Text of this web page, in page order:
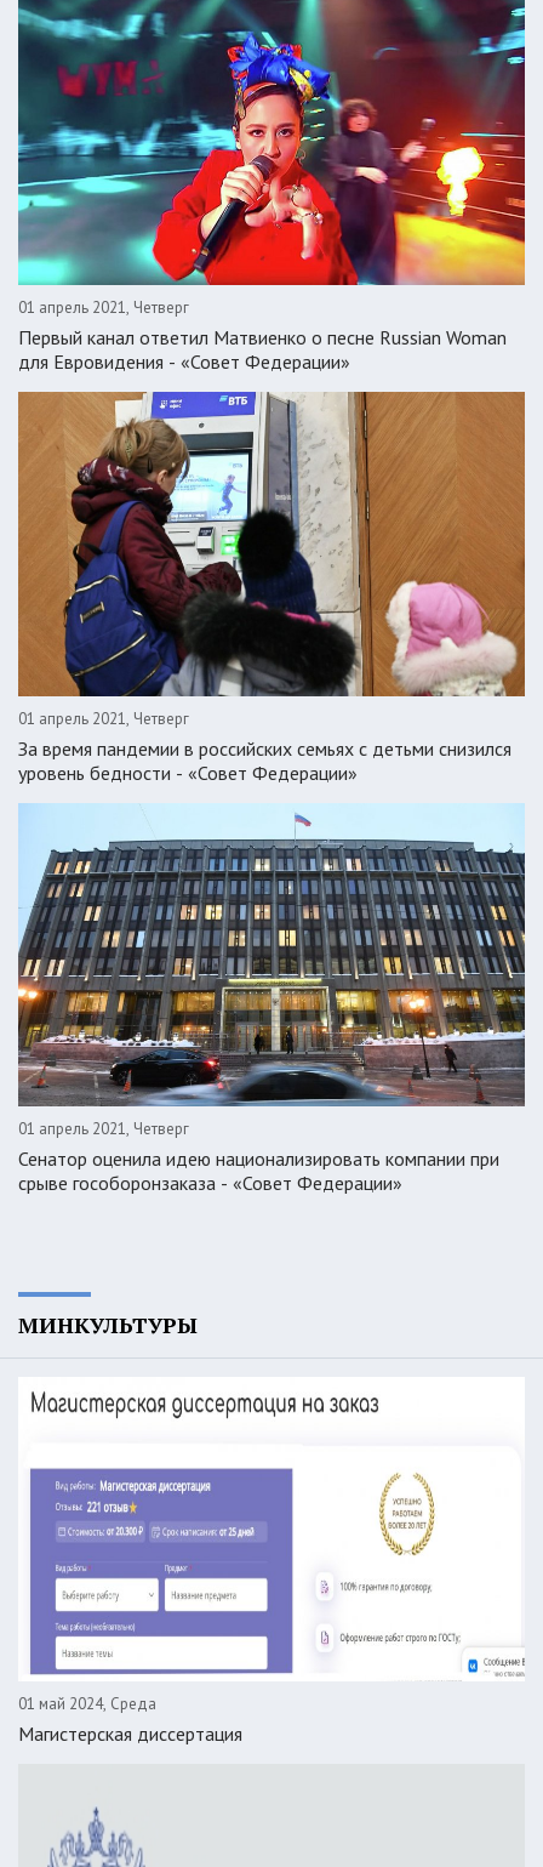
01 апрель 2021, Четверг
Первый канал ответил Матвиенко о песне Russian Woman
для Евровидения - «Совет Федерации»
01 апрель 2021, Четверг
За время пандемии в российских семьях с детьми снизился
уровень бедности - «Совет Федерации»
01 апрель 2021, Четверг
Сенатор оценила идею национализировать компании при
срыве гособоронзаказа - «Совет Федерации»
МИНКУЛЬТУРЫ
01 май 2024, Среда
Магистерская диссертация